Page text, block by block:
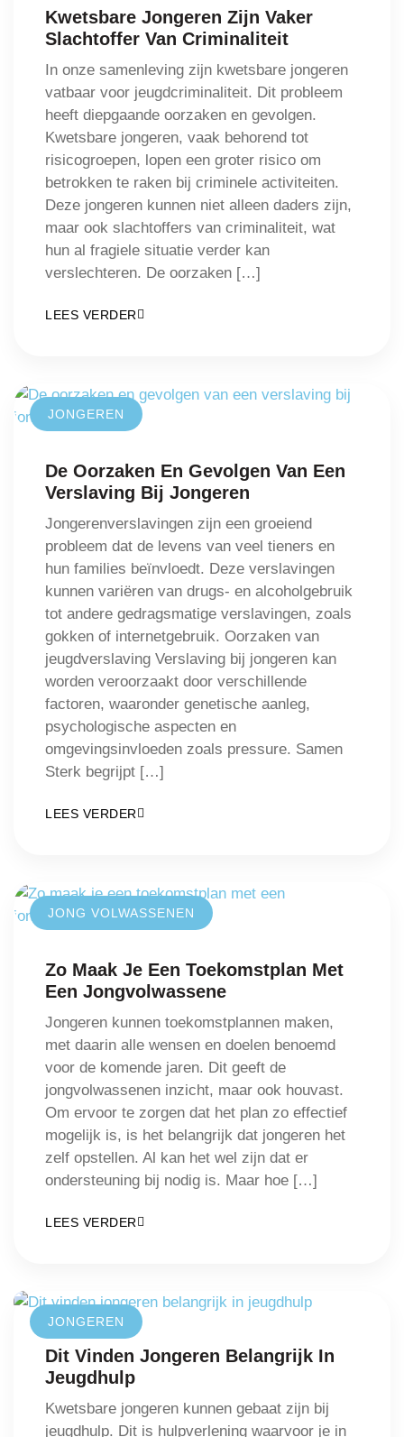
Kwetsbare Jongeren Zijn Vaker
Slachtoffer Van Criminaliteit
In onze samenleving zijn kwetsbare jongeren
vatbaar voor jeugdcriminaliteit. Dit probleem
heeft diepgaande oorzaken en gevolgen.
Kwetsbare jongeren, vaak behorend tot
risicogroepen, lopen een groter risico om
betrokken te raken bij criminele activiteiten.
Deze jongeren kunnen niet alleen daders zijn,
maar ook slachtoffers van criminaliteit, wat
hun al fragiele situatie verder kan
verslechteren. De oorzaken […]
LEES VERDER
JONGEREN
De Oorzaken En Gevolgen Van Een
Verslaving Bij Jongeren
Jongerenverslavingen zijn een groeiend
probleem dat de levens van veel tieners en
hun families beïnvloedt. Deze verslavingen
kunnen variëren van drugs- en alcoholgebruik
tot andere gedragsmatige verslavingen, zoals
gokken of internetgebruik. Oorzaken van
jeugdverslaving Verslaving bij jongeren kan
worden veroorzaakt door verschillende
factoren, waaronder genetische aanleg,
psychologische aspecten en
omgevingsinvloeden zoals pressure. Samen
Sterk begrijpt […]
LEES VERDER
JONG VOLWASSENEN
Zo Maak Je Een Toekomstplan Met
Een Jongvolwassene
Jongeren kunnen toekomstplannen maken,
met daarin alle wensen en doelen benoemd
voor de komende jaren. Dit geeft de
jongvolwassenen inzicht, maar ook houvast.
Om ervoor te zorgen dat het plan zo effectief
mogelijk is, is het belangrijk dat jongeren het
zelf opstellen. Al kan het wel zijn dat er
ondersteuning bij nodig is. Maar hoe […]
LEES VERDER
JONGEREN
Dit Vinden Jongeren Belangrijk In
Jeugdhulp
Kwetsbare jongeren kunnen gebaat zijn bij
jeugdhulp. Dit is hulpverlening waarvoor je in